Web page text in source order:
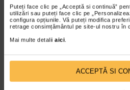
Puteți face clic pe „Acceptă si continuă”
utilizări sau puteți face clic pe
configura opțiunile. Vă puteți modifica
retrage consimțământul pe site-ul nostru în
Mai multe detalii aici.
ACCEPTĂ SI
Plătești 2, primești 3